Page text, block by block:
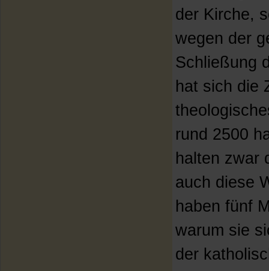
der Kirche,
wegen der
Schließung
hat sich die
rund 2500
halten zwar
auch diese
haben fünf
warum sie
der